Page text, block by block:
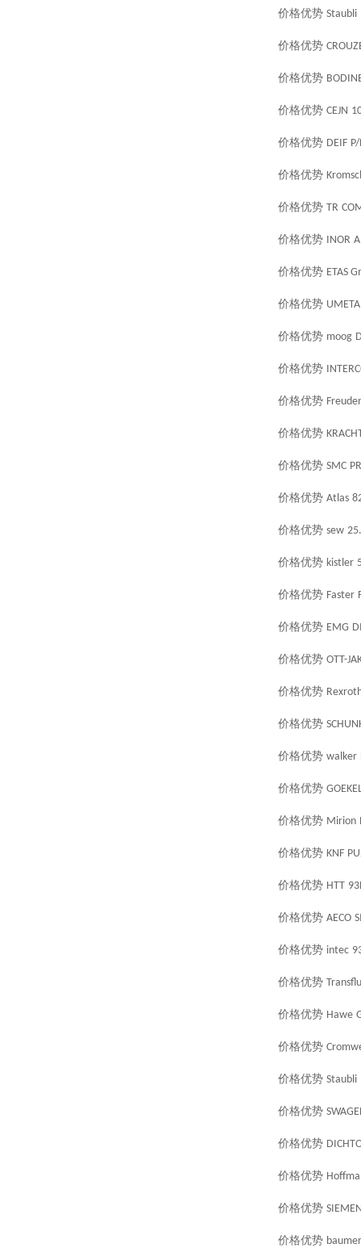
价格优势 Staubli
价格优势
价格优势
价格优势 CEJN
价格优势 DEIF
价格优势
价格优势 TR
价格优势 INOR
价格优势 ETAS
价格优势 UMETA
价格优势 moog
价格优势
价格优势
价格优势
价格优势 SMC
价格优势 Atlas
价格优势 sew
价格优势 kistler
价格优势 Faster
价格优势 EMG
价格优势 OTT-
价格优势
价格优势
价格优势 walker
价格优势
价格优势 Mirion
价格优势 KNF
价格优势 HTT
价格优势 AECO
价格优势 intec
价格优势
价格优势 Hawe
价格优势
价格优势 Staubli
价格优势
价格优势
价格优势
价格优势
价格优势 baumer